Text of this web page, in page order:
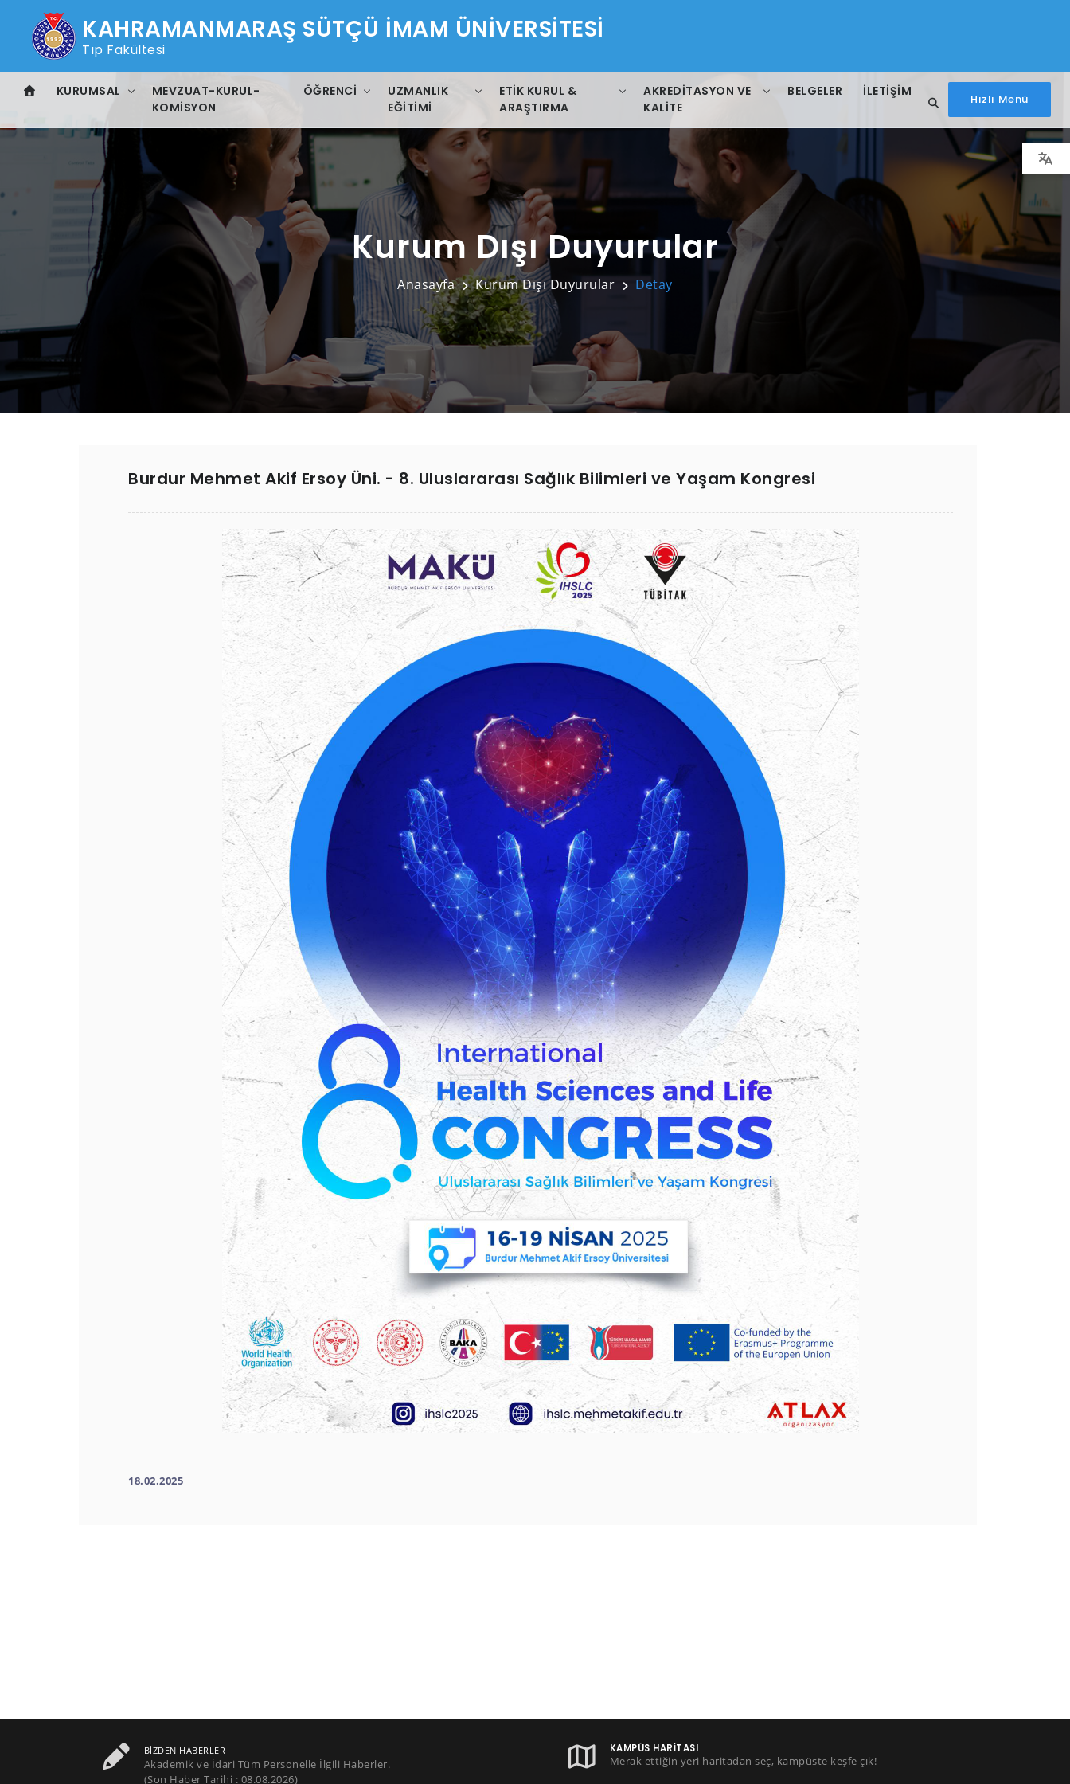
KAHRAMANMARAŞ SÜTÇÜ İMAM ÜNİVERSİTESİ
Tıp Fakültesi
KURUMSAL
MEVZUAT-KURUL-
KOMISYON
ÖĞRENCI
UZMANLIK
EĞITIMI
ETIK KURUL &
ARAŞTIRMA
AKREDITASYON VE
KALITE
BELGELER İLETIŞIM
Hızlı Menü
Kurum Dışı Duyurular
Anasayfa Kurum Dışı Duyurular Detay
Burdur Mehmet Akif Ersoy Üni. - 8. Uluslararası Sağlık Bilimleri ve Yaşam Kongresi
18.02.2025
BIZDEN HABERLER
Akademik ve İdari Tüm Personelle İlgili Haberler.
(Son Haber Tarihi : 08.08.2026)
KAMPÜS HARITASI
Merak ettiğin yeri haritadan seç, kampüste keşfe çık!